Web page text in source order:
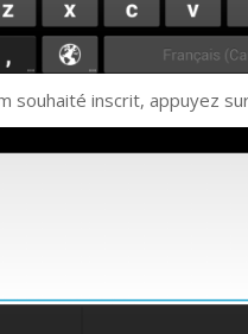
souhaité inscrit, appuyez